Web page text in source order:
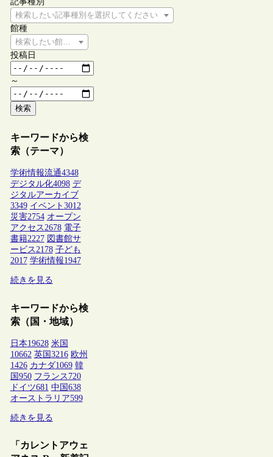
検索したい記事種別を選択してください
館種
検索したい館種を選択してください
投稿日
～
検索
キーワードから検
索（テーマ）
学術情報流通4348
デジタル化4098 デ
ジタルアーカイブ
3349 イベント 3012
災害2754 オープン
アクセス2678 電子
書籍2227 図書館サ
ービス2178 子ども
2017 学術情報1947
続きを見る
キーワードから検
索（国・地域）
日本19628 米国
10662 英国 3216 欧州
1426 カナダ1069 韓
国 950 フランス 720
ドイツ681 中国 638
オーストラリア599
続きを見る
「カレントアウェ